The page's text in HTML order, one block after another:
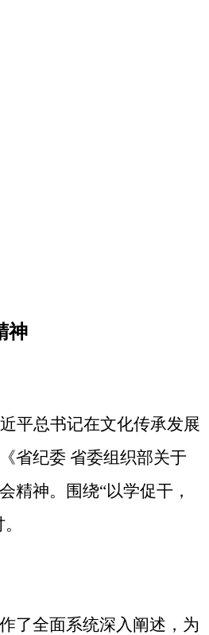
神
平总书记在文化传承发展
省纪委 省委组织部关于
精神。
围绕“以学促干，
了全面系统深入阐述，为